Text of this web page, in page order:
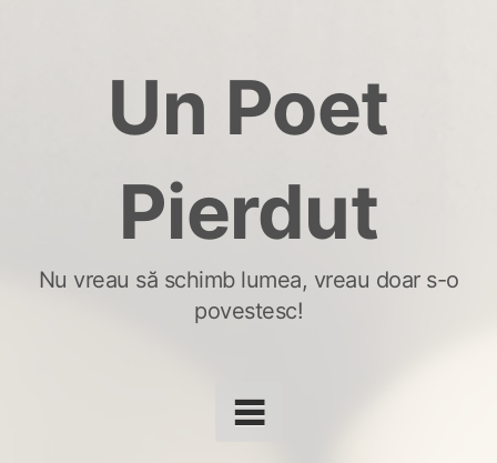
Un Poet
Pierdut
Nu vreau să schimb lumea, vreau doar s-o
povestesc!